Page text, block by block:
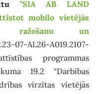
"SIA AB LAND
mobilo vietējās
ražošanu un
07-AL26-A019.2107-
programmas
19.2 “Darbības
virzītas vietējās